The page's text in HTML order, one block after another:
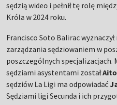
sędzią wideo i pełnił tę rolę
Króla w 2024 roku.
Francisco Soto Balirac
zarządzania sędziowaniem w
poszczególnych specjalizacjach.
sędziami asystentami został
sędziów La Ligi ma odpowiadać
Sędziami ligi Secunda i ich